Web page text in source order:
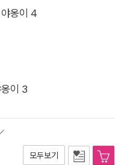
옹이 4
이 3
모두보기